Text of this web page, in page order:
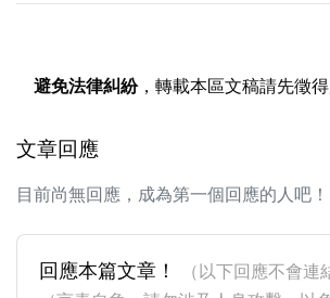
避免法律糾紛，轉載本區文稿請先徵得
文章回應
目前尚無回應，成為第一個回應的人吧！
回應本篇文章！
（以下回應不會連